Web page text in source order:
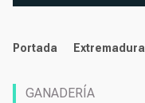
noticias
Portada Extremadura
GANADERÍA